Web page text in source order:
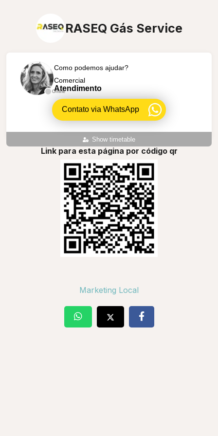
RASEQ Gás Service
Offline
Como podemos ajudar?
Comercial
Atendimento
Contato via WhatsApp
Show timetable
Link para esta página por código qr
Marketing Local